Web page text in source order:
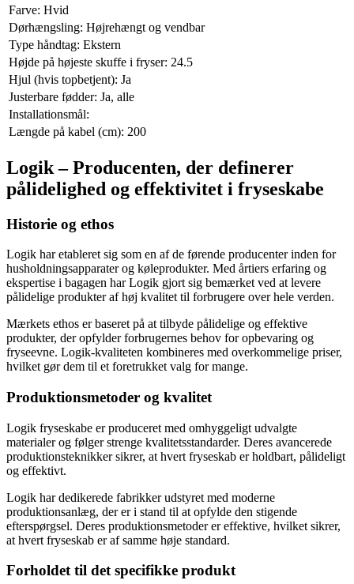
Farve: Hvid
Dørhængsling: Højrehængt og vendbar
Type håndtag: Ekstern
Højde på højeste skuffe i fryser: 24.5
Hjul (hvis topbetjent): Ja
Justerbare fødder: Ja, alle
Installationsmål:
Længde på kabel (cm): 200
Logik – Producenten, der definerer
pålidelighed og effektivitet i fryseskabe
Historie og ethos
Logik har etableret sig som en af de førende producenter inden for
husholdningsapparater og køleprodukter. Med årtiers erfaring og
ekspertise i bagagen har Logik gjort sig bemærket ved at levere
pålidelige produkter af høj kvalitet til forbrugere over hele verden.
Mærkets ethos er baseret på at tilbyde pålidelige og effektive
produkter, der opfylder forbrugernes behov for opbevaring og
fryseevne. Logik-kvaliteten kombineres med overkommelige priser,
hvilket gør dem til et foretrukket valg for mange.
Produktionsmetoder og kvalitet
Logik fryseskabe er produceret med omhyggeligt udvalgte
materialer og følger strenge kvalitetsstandarder. Deres avancerede
produktionsteknikker sikrer, at hvert fryseskab er holdbart, pålideligt
og effektivt.
Logik har dedikerede fabrikker udstyret med moderne
produktionsanlæg, der er i stand til at opfylde den stigende
efterspørgsel. Deres produktionsmetoder er effektive, hvilket sikrer,
at hvert fryseskab er af samme høje standard.
Forholdet til det specifikke produkt